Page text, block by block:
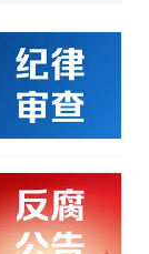
辞职信流
授已卸
职信来
像